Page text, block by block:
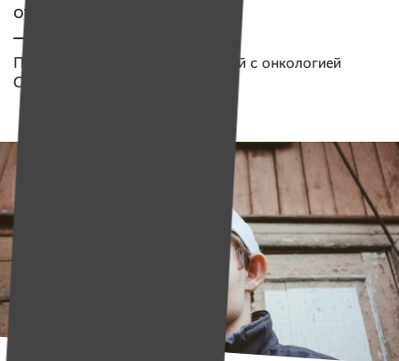
от рака, а он ее — от слез
Помогаем проекту
Дом для детей с онкологией
Собрано